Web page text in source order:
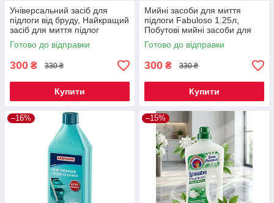
Універсальний засіб для
підлоги від бруду, Найкращий
засіб для миття підлог
Fabuloso 1250 мл
Готово до відправки
300 ₴ 330 ₴
Купити
Мийні засоби для миття
підлоги Fabuloso 1.25л,
Побутові мийні засоби для
видалення плям
Готово до відправки
300 ₴ 330 ₴
Купити
–16% –15%